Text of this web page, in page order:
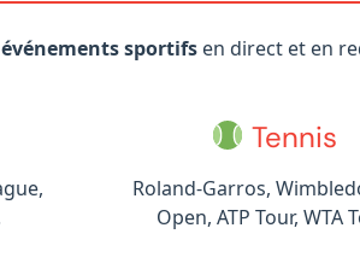
événements sportifs en direct et en
Tennis
Roland-Garros,
Open, ATP Tour, WTA